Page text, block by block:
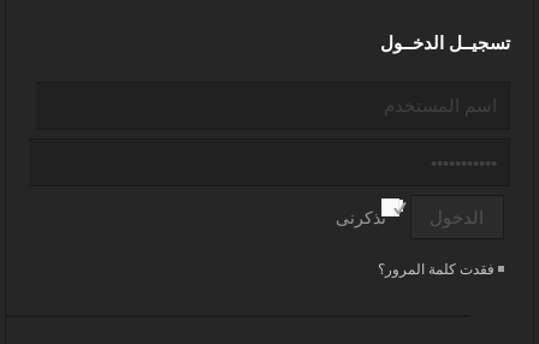
تسجيــل الدخــول
تذكرنى
فقدت كلمة المرور؟